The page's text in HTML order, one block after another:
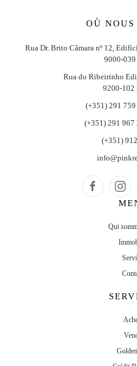
OÙ NOUS
Rua Dr. Brito Câmara nº 12,
9000-
Rua do Ribeirinho
9200-102
(+351) 291
(+351) 291
(+351)
Qui